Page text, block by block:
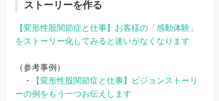
ストーリーを作る
【変形性股関節症と仕事】お客様の「感動体験」
をストーリー化してみると迷いがなくなります
（参考事例）
・
【変形性股関節症と仕事】ビジョンストーリ
ーの例をもう一つお伝えします